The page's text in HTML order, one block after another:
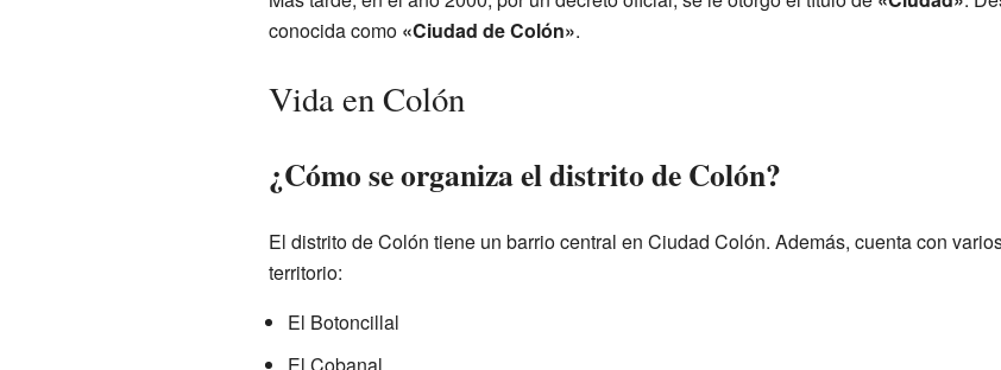
conocida como «Ciudad de Colón».
Vida en Colón
¿Cómo se organiza el distrito de Colón?
El distrito de Colón tiene un barrio central en Ciudad Colón. Además, cuenta con
territorio:
El Botoncillal